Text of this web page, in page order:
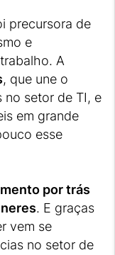
precursora de
e
A
, que une o
no setor de TI, e
em grande
esse
por trás
. E graças
vem se
no setor de